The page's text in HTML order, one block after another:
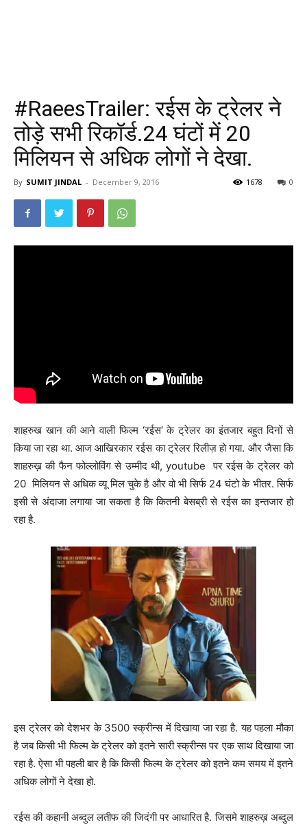
#RaeesTrailer: रईस के ट्रेलर ने
तोड़े सभी रिकॉर्ड.24 घंटों में 20
मिलियन से अधिक लोगों ने देखा.
By SUMIT JINDAL - December 9, 2016 0
1678
शाहरुख खान की आने वाली फिल्म ‘रईस‘ के ट्रेलर का इंतजार बहुत दिनों से
किया जा रहा था. आज आखिरकार रईस का ट्रेलर रिलीज़ हो गया. और जैसा कि
शाहरुख़ की फैन फोल्लोविंग से उम्मीद थी, youtube पर रईस के ट्रेलर को
20 मिलियन से अधिक व्यू मिल चुके है और वो भी सिर्फ 24 घंटो के भीतर. सिर्फ
इसी से अंदाजा लगाया जा सकता है कि कितनी बेसब्री से रईस का इन्तजार हो
रहा है.
इस ट्रेलर को देशभर के 3500 स्क्रीन्स में दिखाया जा रहा है. यह पहला मौका
है जब किसी भी फिल्म के ट्रेलर को इतने सारी स्क्रीन्स पर एक साथ दिखाया जा
रहा है. ऐसा भी पहली बार है कि किसी फिल्म के ट्रेलर को इतने कम समय में इतने
अधिक लोगों ने देखा हो.
रईस की कहानी अब्दुल लतीफ की जिदंगी पर आधारित है. जिसमे शाहरुख़ अब्दुल